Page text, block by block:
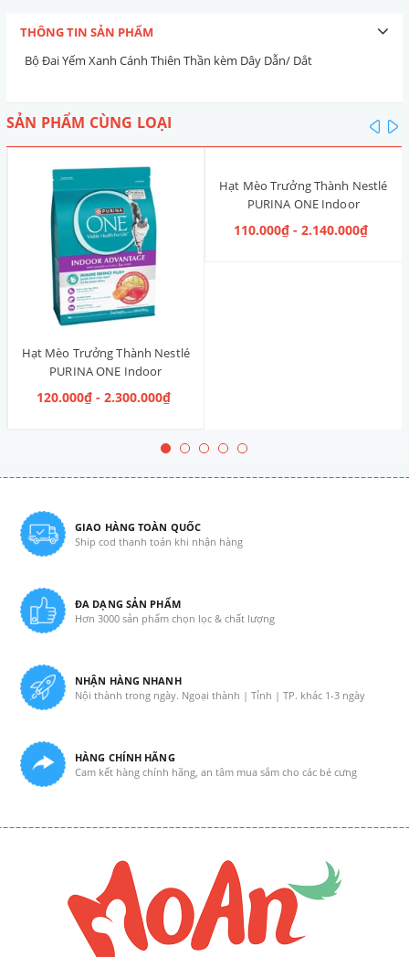
THÔNG TIN SẢN PHẨM
Bộ Đai Yếm Xanh Cánh Thiên Thần kèm Dây Dẫn/ Dắt
SẢN PHẨM CÙNG LOẠI
Hạt Mèo Trưởng Thành Nestlé
PURINA ONE Indoor
Advantage Salmon & Tuna [Vị
Cá Hồi & Cá Ngừ]
120.000₫ - 2.300.000₫
Hạt Mèo Trưởng Thành Nestlé
PURINA ONE Indoor
Advantage [Vị Gà]
110.000₫ - 2.140.000₫
GIAO HÀNG TOÀN QUỐC
Ship cod thanh toán khi nhận hàng
ĐA DẠNG SẢN PHẨM
Hơn 3000 sản phẩm chọn lọc & chất lượng
NHẬN HÀNG NHANH
Nội thành trong ngày. Ngoại thành | Tỉnh | TP. khác 1-3 ngày
HÀNG CHÍNH HÃNG
Cam kết hàng chính hãng, an tâm mua sắm cho các bé cưng